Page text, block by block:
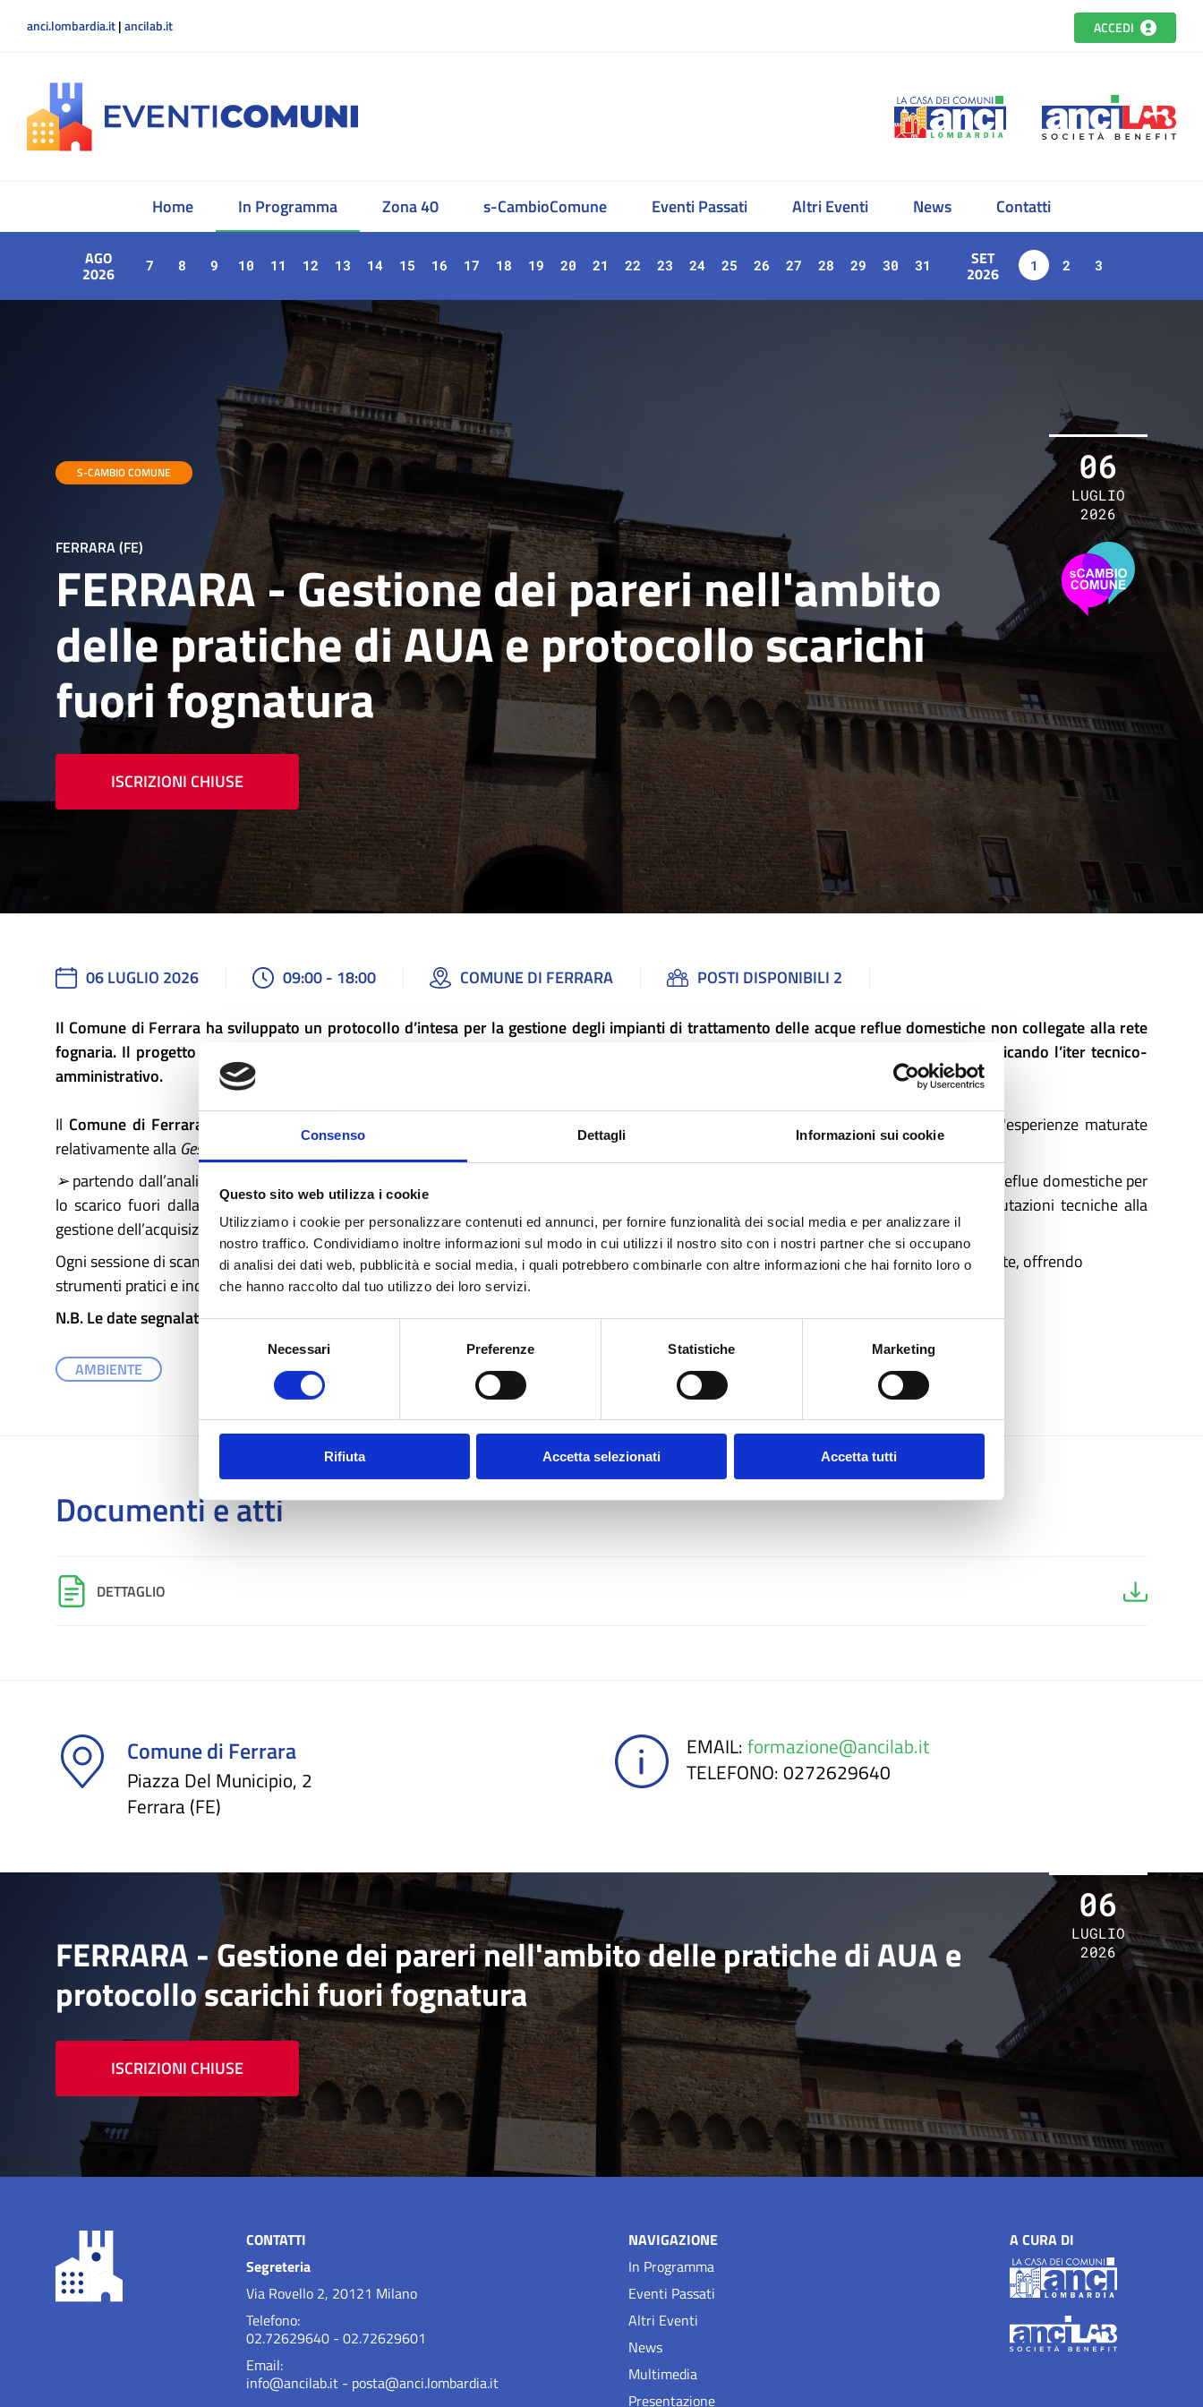
Consenso Dettagli Informazioni sui cookie
Questo sito web utilizza i cookie
Utilizziamo i cookie per personalizzare contenuti ed annunci, per fornire funzionalità dei social media e per analizzare il
nostro traffico. Condividiamo inoltre informazioni sul modo in cui utilizzi il nostro sito con i nostri partner che si occupano
di analisi dei dati web, pubblicità e social media, i quali potrebbero combinarle con altre informazioni che hai fornito loro o
che hanno raccolto dal tuo utilizzo dei loro servizi.
Selezione
Necessari Preferenze Statistiche Marketing
Rifiuta Accetta selezionati Accetta tutti
anci.lombardia.it|ancilab.it ACCEDI
Home In Programma Zona 40 s-CambioComune Eventi Passati Altri Eventi News Contatti
AGO
2026 7 8 9 10 11 12 13 14 15 16 17 18 19 20 21 22 23 24 25 26 27 28 29 30 31 SET
2026 1 2 3
S-CAMBIO COMUNE
FERRARA (FE)
FERRARA - Gestione dei pareri nell'ambito
delle pratiche di AUA e protocollo scarichi
fuori fognatura
ISCRIZIONI CHIUSE
06
LUGLIO
2026
06 LUGLIO 2026 09:00 - 18:00 COMUNE DI FERRARA POSTI DISPONIBILI 2
Il Comune di Ferrara ha sviluppato un protocollo d’intesa per la gestione degli impianti di trattamento delle acque reflue domestiche non collegate alla rete
fognaria. Il progetto ha coinvolto circa 7000 utenze e ha portato alla digitalizzazione e georeferenziazione delle autorizzazioni, semplificando l’iter tecnico-
amministrativo.
Il Comune di Ferrara
intende dedicare un giorno di formazione e informazione nel quale personale qualificato esporrà ai partecipanti l'esperienze maturate
relativamente alla Gestione dei pareri nell'ambito delle pratiche di AUA e protocollo scarichi fuori fognatura:
➢partendo dall’analisi del Protocollo d’intesa per la progettazione e realizzazione di impianti di trattamento per la depurazione delle acque reflue domestiche per
lo scarico fuori dalla pubblica fognatura possa offrire un aiuto concreto alla gestione di queste pratiche dall’informatizzazione alle valutazioni tecniche alla
gestione dell’acquisizione dei pareri di altri enti (Consorzio ARPAE demanio).
Ogni sessione di scambio prevede la partecipazione di due persone e dura una giornata. Il personale comunale illustrerà le esperienze maturate, offrendo
strumenti pratici e indicazioni operative.
N.B. Le date segnalate sono indicative. Le date definitive saranno concordate con il Comune di Ferrara.
AMBIENTE
Documenti e atti
DETTAGLIO
Comune di Ferrara
Piazza Del Municipio, 2
Ferrara (FE)
EMAIL:formazione@ancilab.it
TELEFONO: 0272629640
FERRARA - Gestione dei pareri nell'ambito delle pratiche di AUA e
protocollo scarichi fuori fognatura
ISCRIZIONI CHIUSE
06
LUGLIO
2026
CONTATTI
Segreteria
Via Rovello 2, 20121 Milano
Telefono:
02.72629640 - 02.72629601
Email:
info@ancilab.it - posta@anci.lombardia.it
NAVIGAZIONE
In Programma
Eventi Passati
Altri Eventi
News
Multimedia
Presentazione
A CURA DI